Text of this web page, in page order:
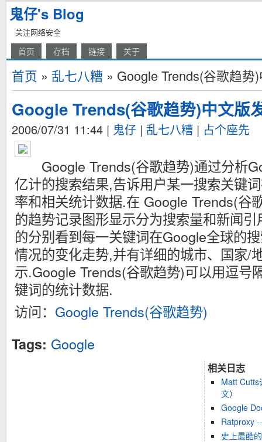
鬼仔's Blog
关注网络安全
首页 存档 链接 关于
首页 » 乱七八糟 » Google Trends(谷歌趋势
Google Trends(谷歌趋势)中文版
2006/07/31 11:44 | 鬼仔 | 乱七八糟 | 占个座先
Google Trends(谷歌趋势)通过分析
亿计的搜索结果,告诉用户某一搜索关键
率和相关统计数据.在 Google Trends(谷
的趋势记录图形显示分为搜索量和新闻
的分别看到每一关键词在Google全球的
情况的变化走势,并有详细的城市、国家/
示.Google Trends(谷歌趋势)可以用逗号
键词的统计数据.
访问： Google Trends(谷歌趋势)
Tags: Google
相关日志
Matt Cutts
文）
Google
Ratproxy
史上最酷